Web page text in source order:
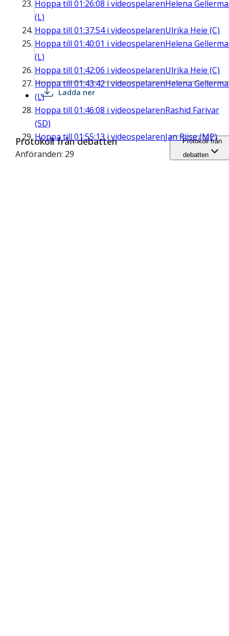
Hoppa till 01:26:08 i videospelarenHelena
(L)
Hoppa till 01:37:54i videospelarenUlrika Heie (C)
Hoppa till 01:40:01 i videospelarenHelena
(L)
Hoppa till 01:42:06 i videospelarenUlrika Heie (C)
Hoppa till01:43:42i videospelarenHelena
(L)
Hoppa till 01:46:08 i videospelarenRashid Farivar
(SD)
Hoppa till 01:55:13 i videospelarenJan Riise (MP)
Ladda ner
Protokoll från debatten
Anföranden: 29
Protokoll från
debatten